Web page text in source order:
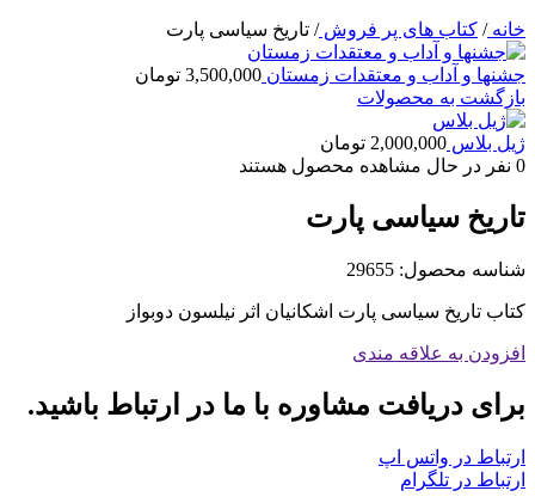
خانه/ کتاب های پر فروش/ تاریخ سیاسی پارت
جشنها و آداب و معتقدات زمستان 3,500,000 تومان
بازگشت به محصولات
ژیل بلاس 2,000,000 تومان
0 نفر در حال مشاهده محصول هستند
تاریخ سیاسی پارت
شناسه محصول: 29655
کتاب تاریخ سیاسی پارت اشکانیان اثر نیلسون دوبواز
افزودن به علاقه مندی
برای دریافت مشاوره با ما در ارتباط باشید.
ارتباط در واتس اپ
ارتباط در تلگرام